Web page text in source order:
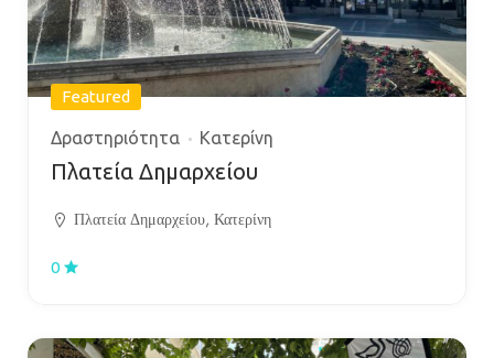
Featured
Δραστηριότητα Κατερίνη
Πλατεία Δημαρχείου
Πλατεία Δημαρχείου, Κατερίνη
0